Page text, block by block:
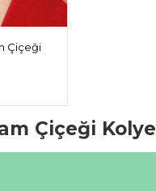
Çiçeği
Çiçeği Kolye